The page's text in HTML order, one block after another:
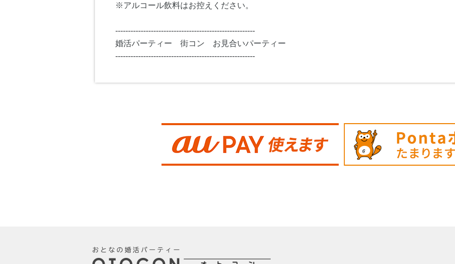
※アルコール飲料はお控えください。
-------------------------------------------------------
婚活パーティー 街コン お見合いパーティー
-------------------------------------------------------